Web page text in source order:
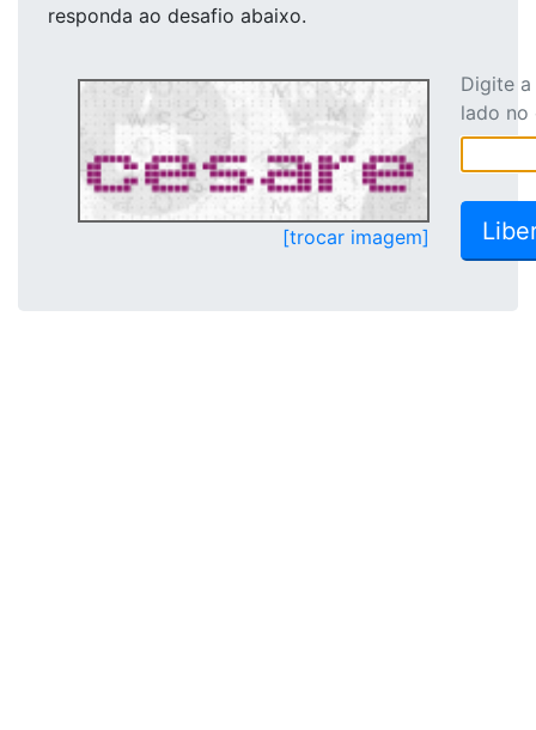
responda ao desafio abaixo.
[trocar imagem]
Digite
lado no